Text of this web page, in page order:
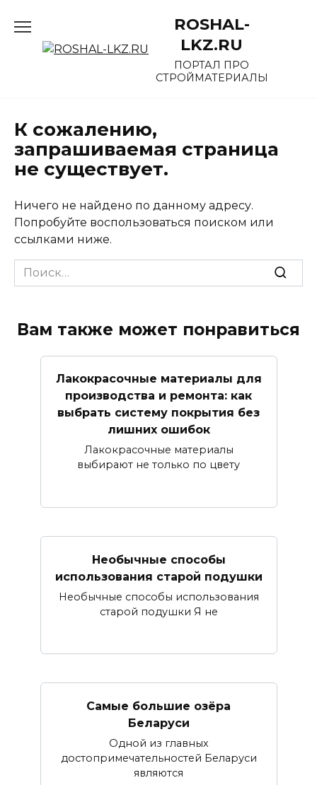
содержанию
ROSHAL-
LKZ.RU
ПОРТАЛ ПРО
СТРОЙМАТЕРИАЛЫ
К сожалению,
запрашиваемая страница
не существует.
Ничего не найдено по данному адресу.
Попробуйте воспользоваться поиском или
ссылками ниже.
Search
for:
Вам также может понравиться
Лакокрасочные материалы для
производства и ремонта: как
выбрать систему покрытия без
лишних ошибок
Лакокрасочные материалы
выбирают не только по цвету
Необычные способы
использования старой подушки
Необычные способы использования
старой подушки Я не
Самые большие озёра
Беларуси
Одной из главных
достопримечательностей Беларуси
являются